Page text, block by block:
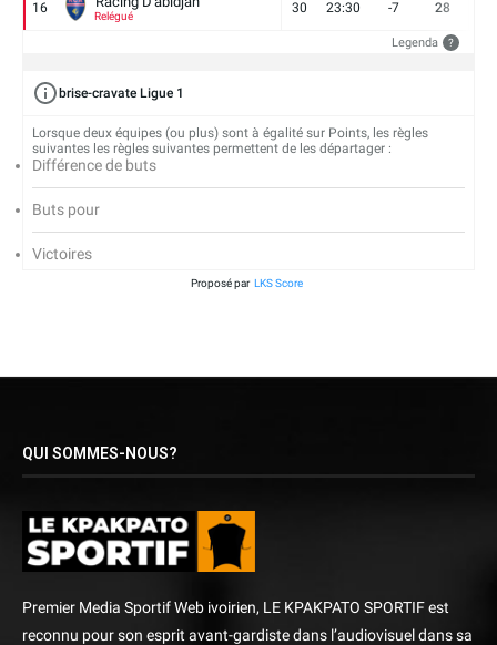
16
Relégué
30 23:30 -7 28
Legenda ?
brise-cravate Ligue 1
Lorsque deux équipes (ou plus) sont à égalité sur Points, les règles
suivantes les règles suivantes permettent de les départager :
Différence de buts
Buts pour
Victoires
Proposé par LKS Score
QUI SOMMES-NOUS?
Premier Media Sportif Web ivoirien, LE KPAKPATO SPORTIF est
reconnu pour son esprit avant-gardiste dans l’audiovisuel dans sa